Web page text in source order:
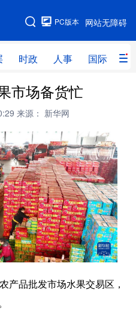
网站无障碍
PC版本
时政 人事 国际 财
地图
时政
网评
全球连线 教育
量子 体育
健康 军事
图片 政务
金融 汽车
银龄 溯源中国
市场备货忙
来源： 新华网
品批发市场水果交易区，